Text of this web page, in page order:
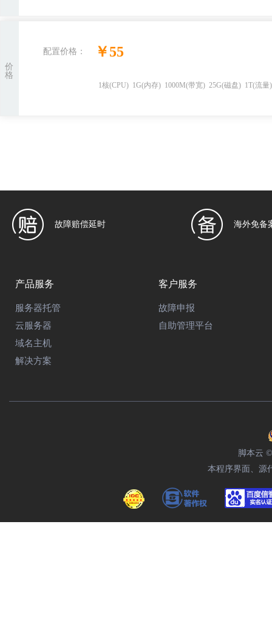
价
格
配置价格： ￥55
1核(CPU) 1G(内存) 1000M(带宽) 25G(磁盘) 1T(流
故障赔偿延时 海外免备
产品服务
服务器托管
云服务器
域名主机
解决方案
客户服务
故障申报
自助管理平台
脚本云
本程序界面、源